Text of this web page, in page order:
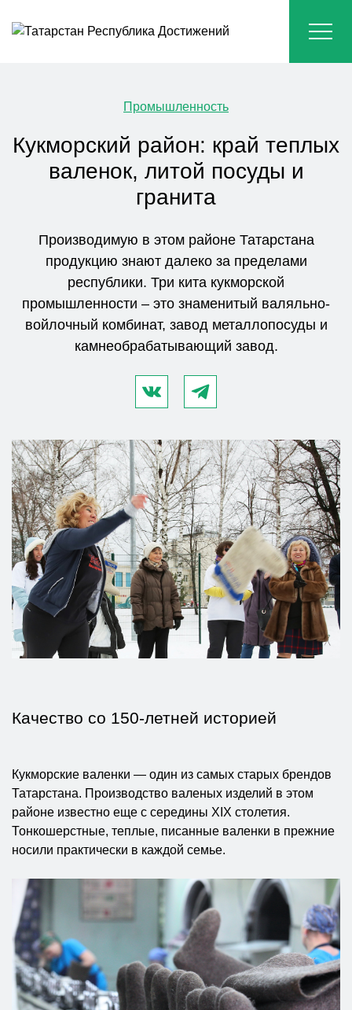
Промышленность
Кукморский район: край теплых
валенок, литой посуды и
гранита
Производимую в этом районе Татарстана
продукцию знают далеко за пределами
республики. Три кита кукморской
промышленности – это знаменитый валяльно-
войлочный комбинат, завод металлопосуды и
камнеобрабатывающий завод.
Качество со 150-летней историей
Кукморские валенки — один из самых старых брендов
Татарстана. Производство валеных изделий в этом
районе известно еще с середины XIX столетия.
Тонкошерстные, теплые, писанные валенки в прежние
носили практически в каждой семье.